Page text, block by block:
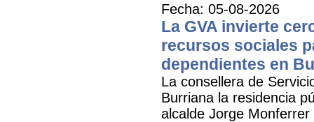
Fecha: 05-08-2026
La GVA invierte
recursos sociales
dependientes en
La consellera de
Burriana la residencia
alcalde Jorge Monferrer